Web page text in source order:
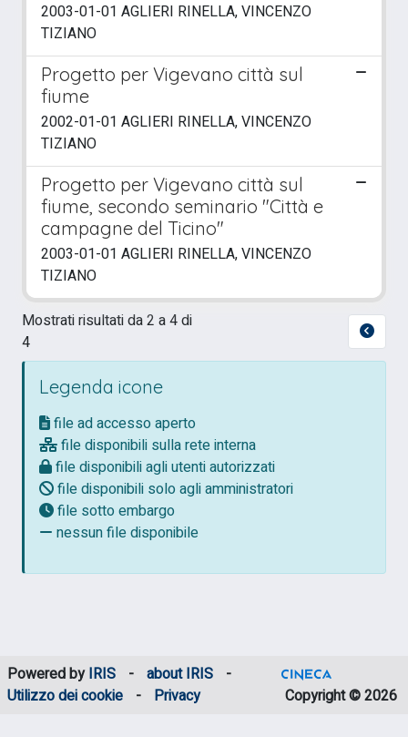
2003-01-01 AGLIERI RINELLA, VINCENZO
TIZIANO
Progetto per Vigevano città sul
fiume
2002-01-01 AGLIERI RINELLA, VINCENZO
TIZIANO
Progetto per Vigevano città sul
fiume, secondo seminario "Città e
campagne del Ticino"
2003-01-01 AGLIERI RINELLA, VINCENZO
TIZIANO
Mostrati risultati da 2 a 4 di
4
Legenda icone
file ad accesso aperto
file disponibili sulla rete interna
file disponibili agli utenti autorizzati
file disponibili solo agli amministratori
file sotto embargo
nessun file disponibile
Powered byIRIS - about IRIS
-
Utilizzo dei cookie
- Privacy Copyright © 2026